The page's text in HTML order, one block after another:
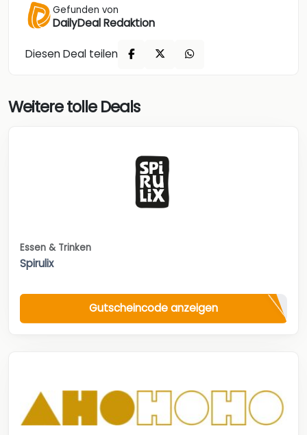
Gefunden von
DailyDeal Redaktion
Diesen Deal teilen
Weitere tolle Deals
Essen & Trinken
Spirulix
Gutscheincode anzeigen